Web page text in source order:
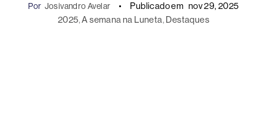
Por Josivandro Avelar Publicado em nov 29, 2025
2025, A semana na Luneta, Destaques